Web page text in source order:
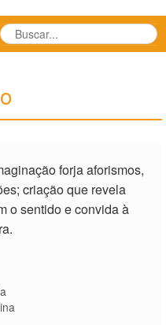
forja aforismos,
criação que revela
o sentido e convida à